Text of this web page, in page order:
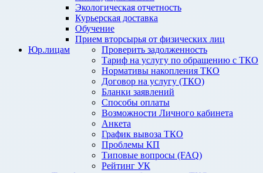
Экологическая отчетность
Курьерская доставка
Обучение
Прием вторсырья от физических лиц
Проверить задолженность
Тариф на услугу по обращению с ТКО
Нормативы накопления ТКО
Договор на услугу (ТКО)
Бланки заявлений
Способы оплаты
Возможности Личного кабинета
Анкета
График вывоза ТКО
Проблемы КП
Типовые вопросы (FAQ)
Рейтинг УК
Юр.лицам